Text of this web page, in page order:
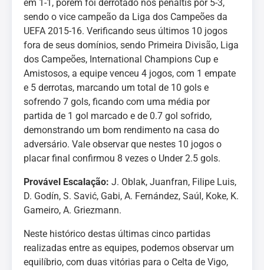
em 1-1, porém foi derrotado nos pênaltis por 5-3,
sendo o vice campeão da Liga dos Campeões da
UEFA 2015-16. Verificando seus últimos 10 jogos
fora de seus domínios, sendo Primeira Divisão, Liga
dos Campeões, International Champions Cup e
Amistosos, a equipe venceu 4 jogos, com 1 empate
e 5 derrotas, marcando um total de 10 gols e
sofrendo 7 gols, ficando com uma média por
partida de 1 gol marcado e de 0.7 gol sofrido,
demonstrando um bom rendimento na casa do
adversário. Vale observar que nestes 10 jogos o
placar final confirmou 8 vezes o Under 2.5 gols.
Provável Escalação: J. Oblak, Juanfran, Filipe Luis,
D. Godín, S. Savić, Gabi, A. Fernández, Saúl, Koke, K.
Gameiro, A. Griezmann.
Neste histórico destas últimas cinco partidas
realizadas entre as equipes, podemos observar um
equilíbrio, com duas vitórias para o Celta de Vigo,